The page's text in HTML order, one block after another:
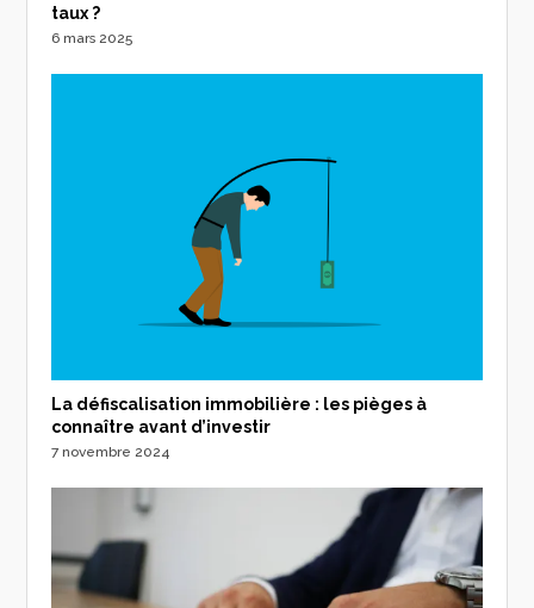
taux ?
6 mars 2025
La défiscalisation immobilière : les pièges à
connaître avant d’investir
7 novembre 2024